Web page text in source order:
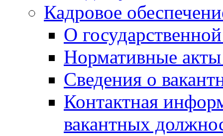
Кадровое
О
Нормативные акты
Сведения о
Контактная
вакантных